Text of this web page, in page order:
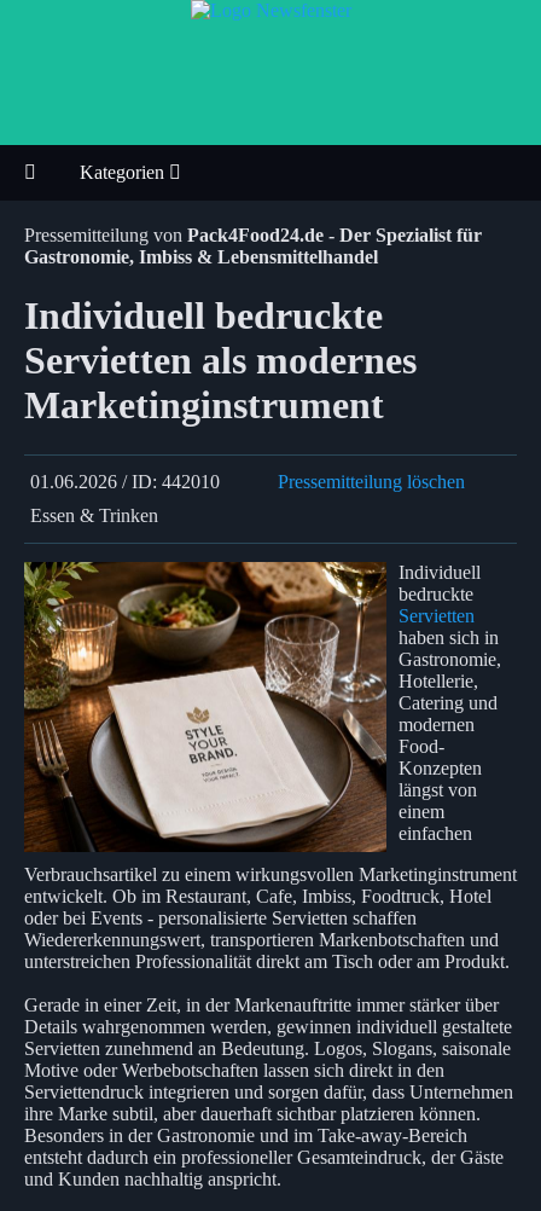
Kategorien
Pressemitteilung von Pack4Food24.de - Der Spezialist für
Gastronomie, Imbiss & Lebensmittelhandel
Individuell bedruckte
Servietten als modernes
Marketinginstrument
01.06.2026 / ID: 442010
Pressemitteilung löschen
Essen & Trinken
Individuell
bedruckte
Servietten
haben sich in
Gastronomie,
Hotellerie,
Catering und
modernen
Food-
Konzepten
längst von
einem
einfachen
Verbrauchsartikel zu einem wirkungsvollen Marketinginstrument
entwickelt. Ob im Restaurant, Cafe, Imbiss, Foodtruck, Hotel
oder bei Events - personalisierte Servietten schaffen
Wiedererkennungswert, transportieren Markenbotschaften und
unterstreichen Professionalität direkt am Tisch oder am Produkt.
Gerade in einer Zeit, in der Markenauftritte immer stärker über
Details wahrgenommen werden, gewinnen individuell gestaltete
Servietten zunehmend an Bedeutung. Logos, Slogans, saisonale
Motive oder Werbebotschaften lassen sich direkt in den
Serviettendruck integrieren und sorgen dafür, dass Unternehmen
ihre Marke subtil, aber dauerhaft sichtbar platzieren können.
Besonders in der Gastronomie und im Take-away-Bereich
entsteht dadurch ein professioneller Gesamteindruck, der Gäste
und Kunden nachhaltig anspricht.